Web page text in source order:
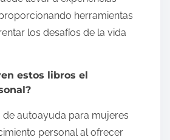
herramientas
los desafíos de la vida
estos libros el
autoayuda para mujeres
personal al ofrecer